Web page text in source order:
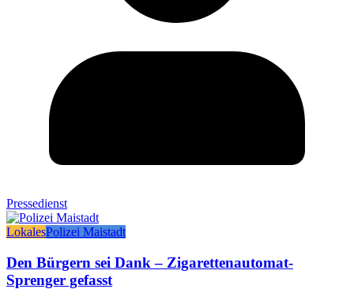
Pressedienst
LokalesPolizei Maistadt
Den Bürgern sei Dank – Zigarettenautomat-
Sprenger gefasst